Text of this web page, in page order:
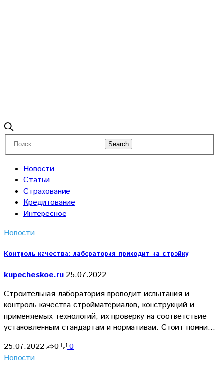
Новости
Статьи
Страхование
Кредитование
Интересное
Новости
Контроль качества: лаборатория приходит на стройку
kupecheskoe.ru 25.07.2022
Строительная лаборатория проводит испытания и
контроль качества стройматериалов, конструкций и
применяемых технологий, их проверку на соответствие
установленным стандартам и нормативам. Стоит помни…
25.07.2022
0
0
Новости